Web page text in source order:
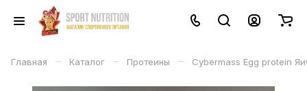
Главная – Каталог – Протеины – Cybermass Egg protein